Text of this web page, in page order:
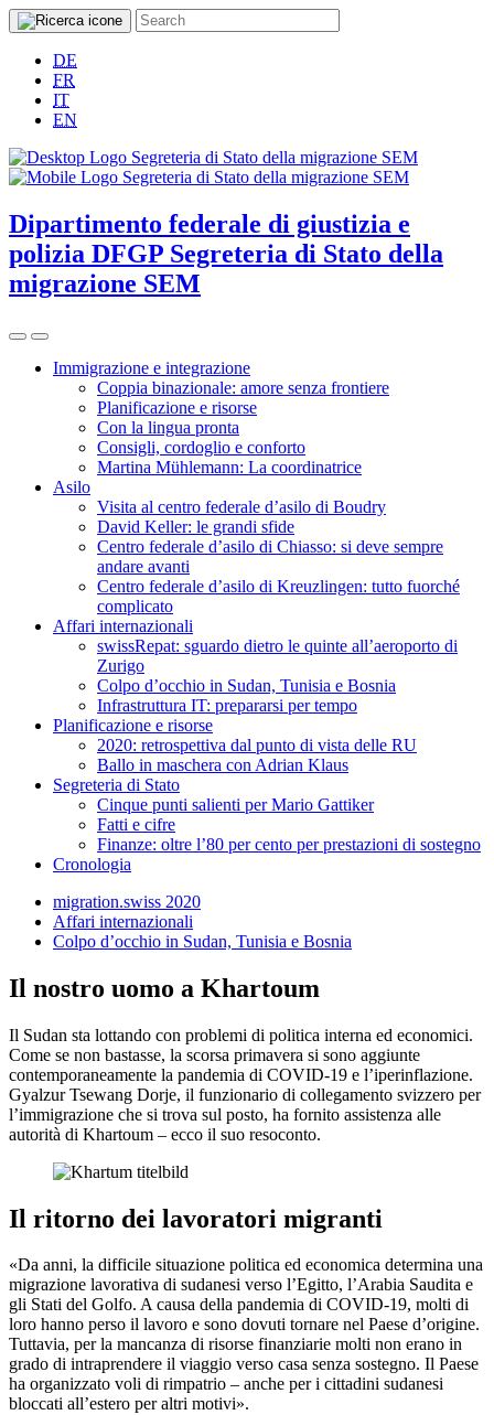
DE
FR
IT
EN
Dipartimento federale di giustizia e
polizia DFGP Segreteria di Stato della
migrazione SEM
Immigrazione e integrazione
Coppia binazionale: amore senza frontiere
Planificazione e risorse
Con la lingua pronta
Consigli, cordoglio e conforto
Martina Mühlemann: La coordinatrice
Asilo
Visita al centro federale d’asilo di Boudry
David Keller: le grandi sfide
Centro federale d’asilo di Chiasso: si deve sempre
andare avanti
Centro federale d’asilo di Kreuzlingen: tutto fuorché
complicato
Affari internazionali
swissRepat: sguardo dietro le quinte all’aeroporto di
Zurigo
Colpo d’occhio in Sudan, Tunisia e Bosnia
Infrastruttura IT: prepararsi per tempo
Planificazione e risorse
2020: retrospettiva dal punto di vista delle RU
Ballo in maschera con Adrian Klaus
Segreteria di Stato
Cinque punti salienti per Mario Gattiker
Fatti e cifre
Finanze: oltre l’80 per cento per prestazioni di sostegno
Cronologia
migration.swiss 2020
Affari internazionali
Colpo d’occhio in Sudan, Tunisia e Bosnia
Il nostro uomo a Khartoum
Il Sudan sta lottando con problemi di politica interna ed economici.
Come se non bastasse, la scorsa primavera si sono aggiunte
contemporaneamente la pandemia di COVID-19 e l’iperinflazione.
Gyalzur Tsewang Dorje, il funzionario di collegamento svizzero per
l’immigrazione che si trova sul posto, ha fornito assistenza alle
autorità di Khartoum – ecco il suo resoconto.
Il ritorno dei lavoratori migranti
«Da anni, la difficile situazione politica ed economica determina una
migrazione lavorativa di sudanesi verso l’Egitto, l’Arabia Saudita e
gli Stati del Golfo. A causa della pandemia di COVID-19, molti di
loro hanno perso il lavoro e sono dovuti tornare nel Paese d’origine.
Tuttavia, per la mancanza di risorse finanziarie molti non erano in
grado di intraprendere il viaggio verso casa senza sostegno. Il Paese
ha organizzato voli di rimpatrio – anche per i cittadini sudanesi
bloccati all’estero per altri motivi».